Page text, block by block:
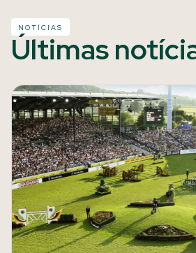
NOTÍCIAS
Últimas